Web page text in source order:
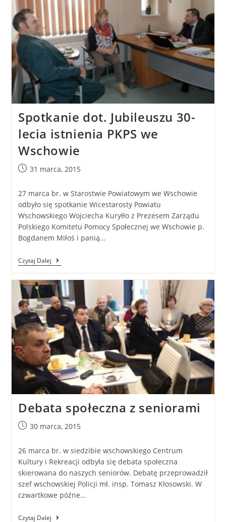
Spotkanie dot. Jubileuszu 30-
lecia istnienia PKPS we
Wschowie
31 marca, 2015
27 marca br. w Starostwie Powiatowym we Wschowie
odbyło się spotkanie Wicestarosty Powiatu
Wschowskiego Wojciecha Kuryłło z Prezesem Zarządu
Polskiego Komitetu Pomocy Społecznej we Wschowie p.
Bogdanem Miłoś i panią…
Czytaj Dalej
Debata społeczna z seniorami
30 marca, 2015
26 marca br. w siedzibie wschowskiego Centrum
Kultury i Rekreacji odbyła się debata społeczna
skierowana do naszych seniorów. Debatę przeprowadził
szef wschowskiej Policji mł. insp. Tomasz Kłosowski. W
czwartkowe późne…
Czytaj Dalej